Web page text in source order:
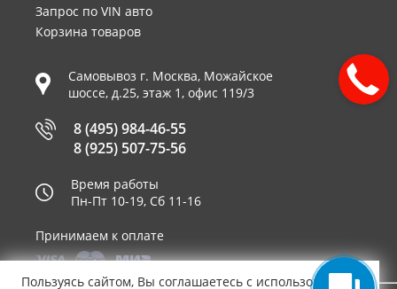
Запрос по VIN авто
Корзина товаров
Самовывоз г. Москва, Можайское
шоссе, д.25, этаж 1, офис 119/3
8 (495) 984-46-55
8 (925) 507-75-56
Время работы
Пн-Пт 10-19, Сб 11-16
Принимаем к оплате
Пользуясь сайтом, Вы соглашаетесь с использованием